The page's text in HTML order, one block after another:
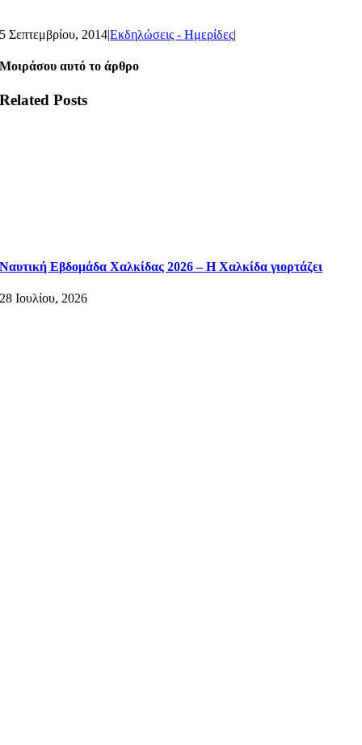
5 Σεπτεμβρίου, 2014|Εκδηλώσεις - Ημερίδες|
Μοιράσου αυτό το άρθρο
Related Posts
Ναυτική Εβδομάδα Χαλκίδας 2026 – Η Χαλκίδα γιορτάζει
28 Ιουλίου, 2026